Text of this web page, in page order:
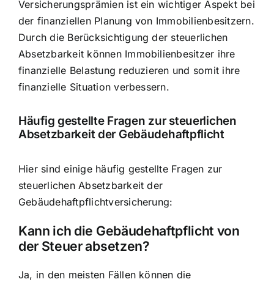
Versicherungsprämien ist ein wichtiger Aspekt bei
der finanziellen Planung von Immobilienbesitzern.
Durch die Berücksichtigung der steuerlichen
Absetzbarkeit können Immobilienbesitzer ihre
finanzielle Belastung reduzieren und somit ihre
finanzielle Situation verbessern.
Häufig gestellte Fragen zur steuerlichen
Absetzbarkeit der Gebäudehaftpflicht
Hier sind einige häufig gestellte Fragen zur
steuerlichen Absetzbarkeit der
Gebäudehaftpflichtversicherung:
Kann ich die Gebäudehaftpflicht von
der Steuer absetzen?
Ja, in den meisten Fällen können die